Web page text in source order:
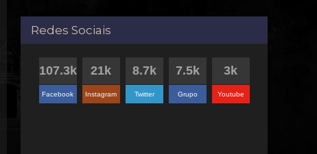
Redes Sociais
Facebook Instagram Twitter Grupo Youtube